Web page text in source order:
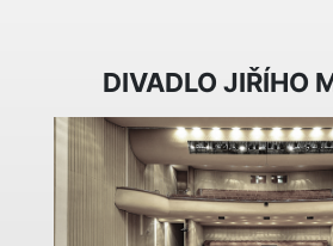
DIVADLO JIŘÍHO